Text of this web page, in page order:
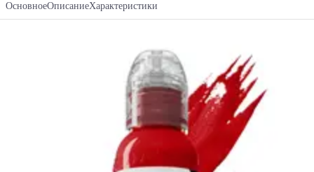
ОсновноеОписаниеХарактеристики